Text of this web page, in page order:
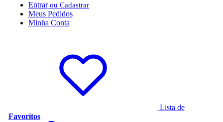
Entrar
Meus Pedidos
Minha Conta
Lista de
Favoritos